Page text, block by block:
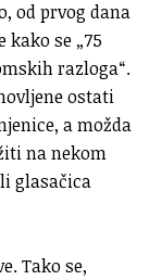
od prvog dana
se „75
razloga“.
ostati
a možda
na nekom
glasačica
Tako se,